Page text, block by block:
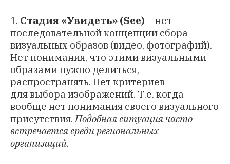
1. Стадия «Увидеть» (See) – нет
последовательной концепции сбора
визуальных образов (видео, фотографий).
Нет понимания, что этими визуальными
образами нужно делиться,
распространять. Нет критериев
для выбора изображений. Т.е. когда
вообще нет понимания своего визуального
присутствия.Подобная ситуация часто
встречается среди региональных
организаций.